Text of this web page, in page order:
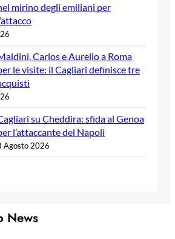
mirino degli emiliani per
Carlos e Aurelio a Roma
le visite: il Cagliari definisce tre
su Cheddira: sfida al Genoa
l’attaccante del Napoli
Agosto 2026
News